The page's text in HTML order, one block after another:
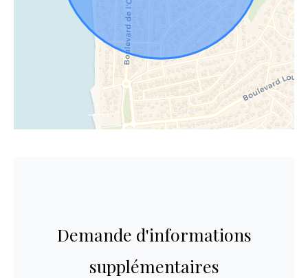
Demande d'informations
supplémentaires